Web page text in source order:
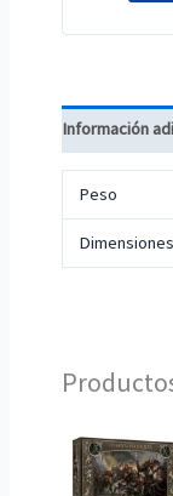
Información
Peso
Dimensiones